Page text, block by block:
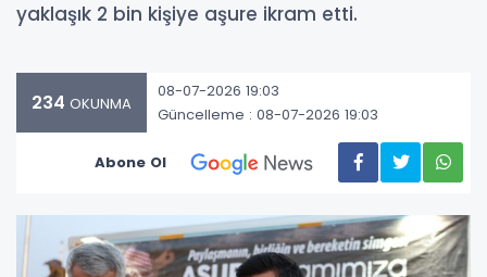
yaklaşık 2 bin kişiye aşure ikram etti.
234 OKUNMA
08-07-2026 19:03
Güncelleme : 08-07-2026 19:03
Abone Ol